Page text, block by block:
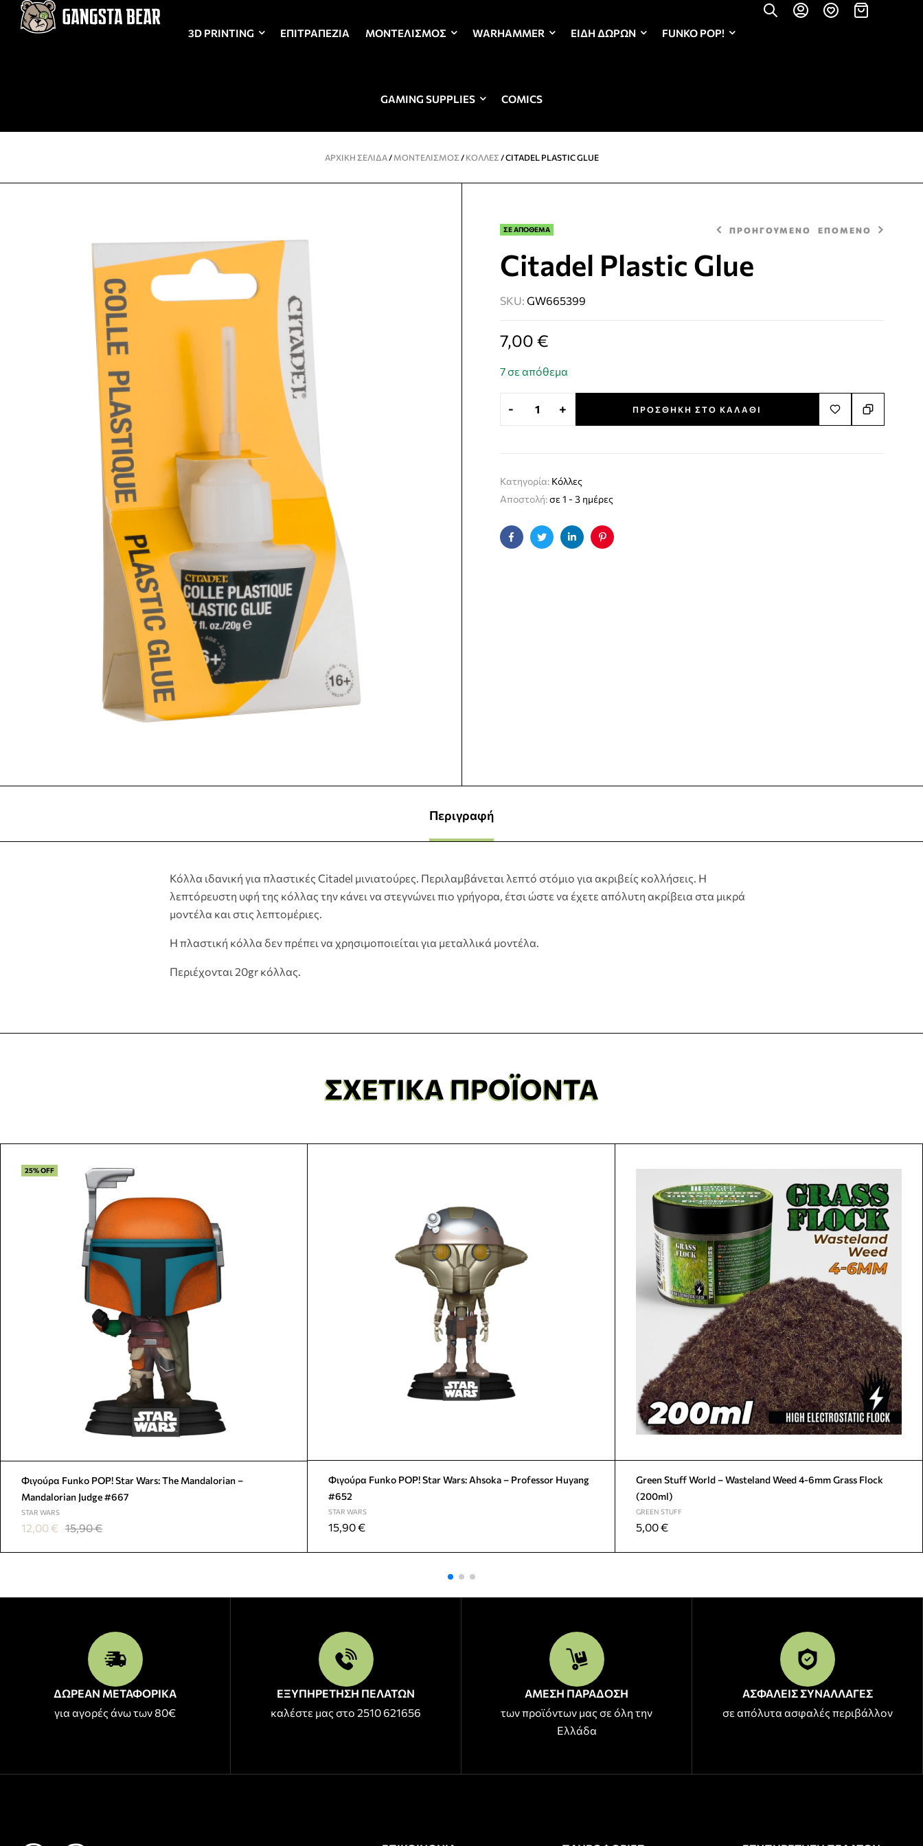
3D PRINTING ΕΠΙΤΡΑΠΈΖΙΑ ΜΟΝΤΕΛΙΣΜΌΣ WARHAMMER ΕΊΔΗ ΔΏΡΩΝ FUNKO POP!
GAMING SUPPLIES COMICS
ΑΡΧΙΚΉ ΣΕΛΊΔΑ/ ΜΟΝΤΕΛΙΣΜΌΣ / ΚΌΛΛΕΣ / CITADEL PLASTIC GLUE
ΣΕ ΑΠΟΘΕΜΑ ΠΡΟΗΓΟΥΜΕΝΟ ΕΠΟΜΕΝΟ
Citadel Plastic Glue
SKU: GW665399
7,00 €
7 σε απόθεμα
- + ΠΡΟΣΘΉΚΗ ΣΤΟ ΚΑΛΆΘΙ
Κατηγορία: Κόλλες
Αποστολή:σε 1 - 3 ημέρες
FacebookTwitterLinkedinPinterest
Περιγραφή
Κόλλα ιδανική για πλαστικές Citadel μινιατούρες. Περιλαμβάνεται λεπτό στόμιο για ακριβείς κολλήσεις. Η
λεπτόρευστη υφή της κόλλας την κάνει να στεγνώνει πιο γρήγορα, έτσι ώστε να έχετε απόλυτη ακρίβεια στα μικρά
μοντέλα και στις λεπτομέριες.
Η πλαστική κόλλα δεν πρέπει να χρησιμοποιείται για μεταλλικά μοντέλα.
Περιέχονται 20gr κόλλας.
ΣΧΕΤΙΚΆ ΠΡΟΪΌΝΤΑ
25% OFF
Φιγούρα Funko POP! Star Wars: The Mandalorian –
Mandalorian Judge #667
STAR WARS
15,90€
12,00€
Φιγούρα Funko POP! Star Wars: Ahsoka – Professor Huyang
#652
STAR WARS
15,90€
Green Stuff World – Wasteland Weed 4-6mm Grass Flock
(200ml)
GREEN STUFF
5,00€
ΔΩΡΕΑΝ ΜΕΤΑΦΟΡΙΚΑ
για αγορές άνω των 80€
ΕΞΥΠΗΡΕΤΗΣΗ ΠΕΛΑΤΩΝ
καλέστε μας στο 2510 621656
ΑΜΕΣΗ ΠΑΡΑΔΟΣΗ
των προϊόντων μας σε όλη την
Ελλάδα
ΑΣΦΑΛΕΙΣ ΣΥΝΑΛΛΑΓΕΣ
σε απόλυτα ασφαλές περιβάλλον